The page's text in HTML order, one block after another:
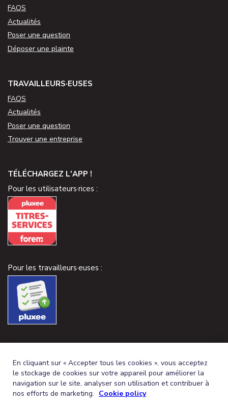
FAQS
Actualités
Poser une question
Déposer une plainte
TRAVAILLEURS·EUSES
FAQS
Actualités
Poser une question
Trouver une entreprise
TÉLÉCHARGEZ L'APP !
Pour les utilisateurs·rices :
Pour les travailleurs·euses :
En cliquant sur « Accepter tous les cookies », vous acceptez
le stockage de cookies sur votre appareil pour améliorer la
navigation sur le site, analyser son utilisation et contribuer à
nos efforts de marketing. Cookie policy